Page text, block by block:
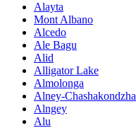
Alayta
Mont Albano
Alcedo
Ale Bagu
Alid
Alligator Lake
Almolonga
Alney-Chashakondzha
Alngey
Alu